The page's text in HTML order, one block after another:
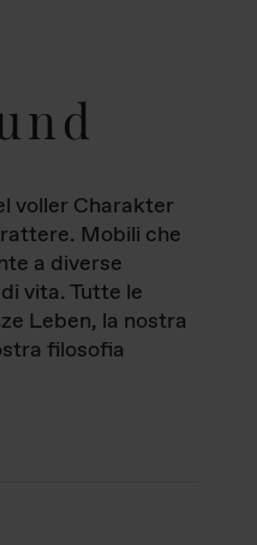
voller Charakter
Mobili che
a diverse
vita. Tutte le
Leben, la nostra
filosofia